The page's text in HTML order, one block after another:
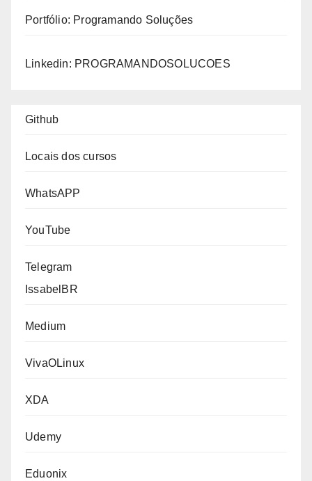
Portfólio: Programando Soluções
Linkedin: PROGRAMANDOSOLUCOES
Github
Locais dos cursos
WhatsAPP
YouTube
Telegram
IssabelBR
Medium
VivaOLinux
XDA
Udemy
Eduonix